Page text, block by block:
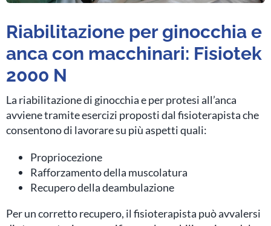
Riabilitazione per ginocchia e
anca con macchinari: Fisiotek
2000 N
La riabilitazione di ginocchia e per protesi all’anca
avviene tramite esercizi proposti dal fisioterapista che
consentono di lavorare su più aspetti quali:
Propriocezione
Rafforzamento della muscolatura
Recupero della deambulazione
Per un corretto recupero, il fisioterapista può avvalersi